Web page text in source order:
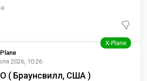
2026, 10:26
( Браунсвилл, США )